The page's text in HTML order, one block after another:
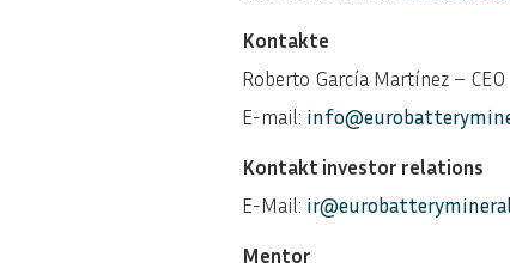
Kontakte
Roberto García Martínez – CEO
E-mail:
Kontakt investor relations
E-Mail:
Mentor